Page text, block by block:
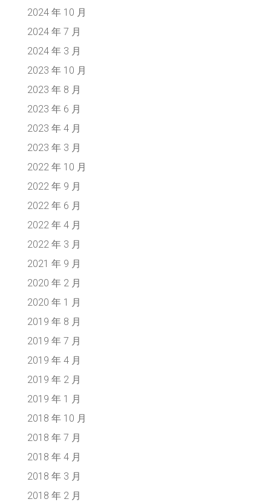
2024 年 10 月
2024 年 7 月
2024 年 3 月
2023 年 10 月
2023 年 8 月
2023 年 6 月
2023 年 4 月
2023 年 3 月
2022 年 10 月
2022 年 9 月
2022 年 6 月
2022 年 4 月
2022 年 3 月
2021 年 9 月
2020 年 2 月
2020 年 1 月
2019 年 8 月
2019 年 7 月
2019 年 4 月
2019 年 2 月
2019 年 1 月
2018 年 10 月
2018 年 7 月
2018 年 4 月
2018 年 3 月
2018 年 2 月